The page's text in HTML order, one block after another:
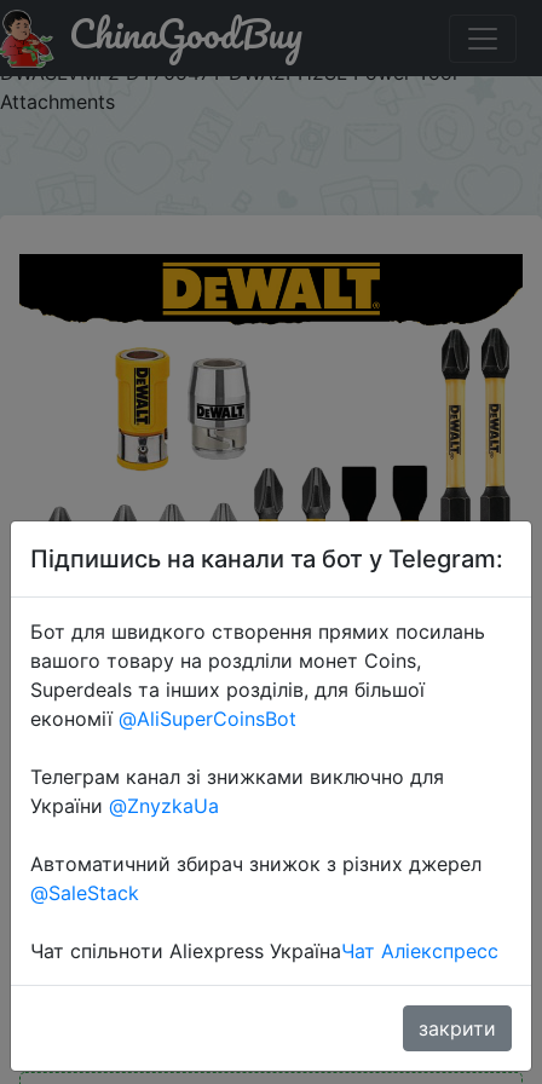
Купити по знижці IFPN1ZV DEWALT Original PH2/SL8 Drill
Bit 50-89MM Hexagonal Sleeve Magnetic Ring Set
DWASLVMF2 DT70547T DWA2PH2SL Power Tool
Attachments
ChinaGoodBuy
DEWALT Original PH2/SL8 Drill Bit
50-89MM Hexagonal Sleeve
DT70547T DWA2PH2SL Power Tool
Attachments
$9.11
Підпишись на канали та бот у Telegram:
Бот для швидкого створення прямих посилань
вашого товару на роздліли монет Coins,
Superdeals та інших розділів, для більшої
економії @AliSuperCoinsBot
Телеграм канал зі знижками виключно для
України @ZnyzkaUa
Автоматичний збирач знижок з різних джерел
@SaleStack
Чат спільноти Aliexpress УкраїнаЧат Аліекспресс
закрити